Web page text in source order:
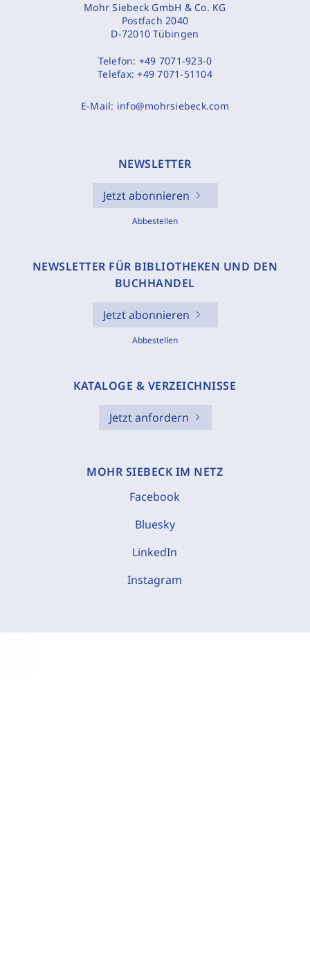
Mohr Siebeck GmbH & Co. KG
Postfach 2040
D-72010 Tübingen
Telefon: +49 7071-923-0
Telefax:+49 7071-51104
E-Mail: info@mohrsiebeck.com
NEWSLETTER
Jetzt abonnieren
Abbestellen
NEWSLETTER FÜR BIBLIOTHEKEN UND DEN
BUCHHANDEL
Jetzt abonnieren
Abbestellen
KATALOGE & VERZEICHNISSE
Jetzt anfordern
MOHR SIEBECK IM NETZ
Facebook
Bluesky
LinkedIn
Instagram